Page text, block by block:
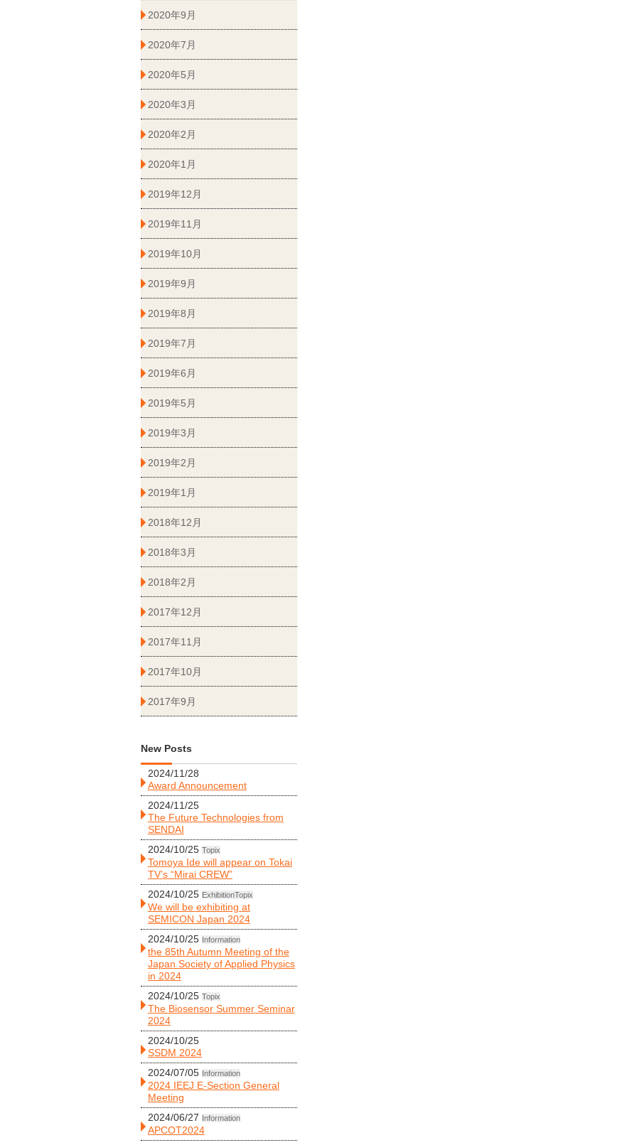
2020年9月
2020年7月
2020年5月
2020年3月
2020年2月
2020年1月
2019年12月
2019年11月
2019年10月
2019年9月
2019年8月
2019年7月
2019年6月
2019年5月
2019年3月
2019年2月
2019年1月
2018年12月
2018年3月
2018年2月
2017年12月
2017年11月
2017年10月
2017年9月
New Posts
2024/11/28
Award Announcement
2024/11/25
The Future Technologies from
SENDAI
2024/10/25 Topix
Tomoya Ide will appear on Tokai
TV’s “Mirai CREW”
2024/10/25 ExhibitionTopix
We will be exhibiting at
SEMICON Japan 2024
2024/10/25
Information
the 85th Autumn Meeting of the
Japan Society of Applied Physics
in 2024
2024/10/25 Topix
The Biosensor Summer Seminar
2024
2024/10/25
SSDM 2024
2024/07/05
Information
2024 IEEJ E-Section General
Meeting
2024/06/27
Information
APCOT2024